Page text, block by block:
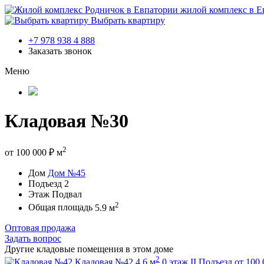
жилой комплекс в
Выбрать квартиру
+7 978 938 4 888
Заказать звонок
Меню
Кладовая №30
от 100 000 ₽ м2
Дом Дом №45
Подъезд 2
Этаж Подвал
Общая площадь 5.9 м2
Оптовая продажа
Задать вопрос
Другие кладовые помещения в этом доме
Кладовая №42 4.6 м2 0 этаж II Подъезд от 100